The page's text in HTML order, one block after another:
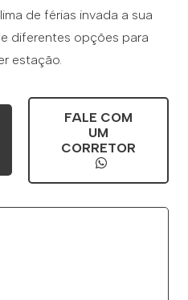
de férias invada a sua
diferentes opções para
estação.
FALE COM
UM
CORRETOR